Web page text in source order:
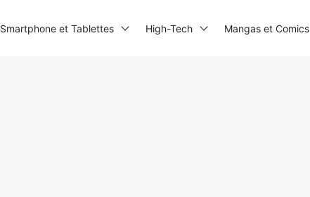
Smartphone et Tablettes High-Tech Mangas et Comics